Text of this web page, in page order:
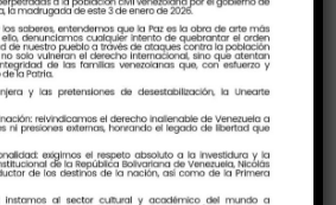
artística
en la
Cultural del